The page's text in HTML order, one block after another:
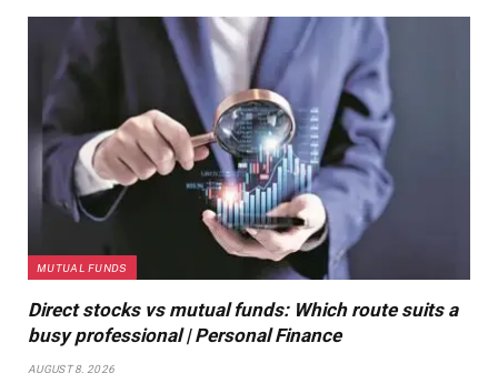
MUTUAL FUNDS
Direct stocks vs mutual funds: Which route suits a
busy professional | Personal Finance
AUGUST 8, 2026